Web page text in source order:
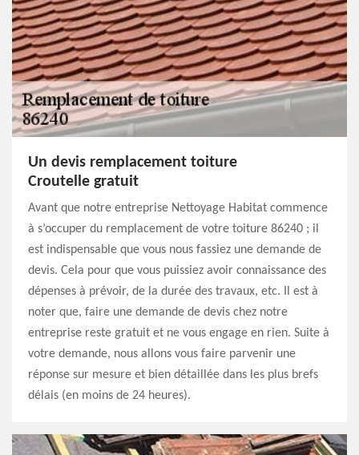
Un devis remplacement toiture
Croutelle gratuit
Avant que notre entreprise Nettoyage Habitat commence
à s’occuper du remplacement de votre toiture 86240 ; il
est indispensable que vous nous fassiez une demande de
devis. Cela pour que vous puissiez avoir connaissance des
dépenses à prévoir, de la durée des travaux, etc. Il est à
noter que, faire une demande de devis chez notre
entreprise reste gratuit et ne vous engage en rien. Suite à
votre demande, nous allons vous faire parvenir une
réponse sur mesure et bien détaillée dans les plus brefs
délais (en moins de 24 heures).